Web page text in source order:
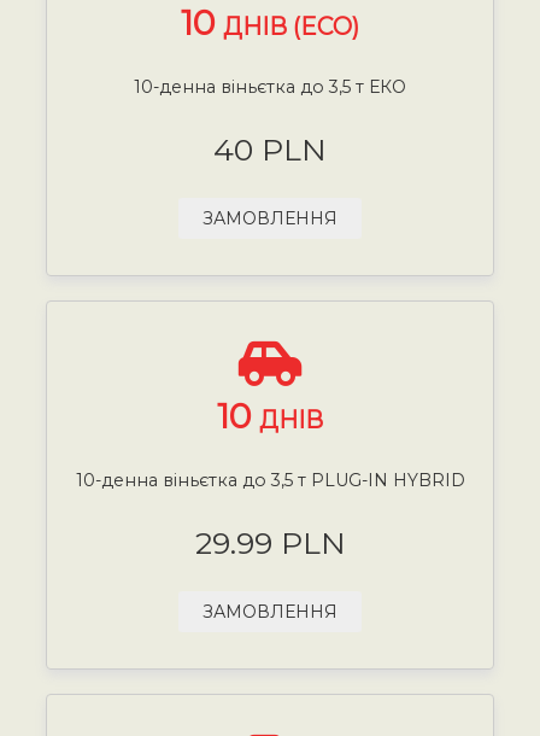
10 ДНІВ (ECO)
10-денна віньєтка до 3,5 т ЕКО
40 PLN
ЗАМОВЛЕННЯ
10 ДНІВ
10-денна віньєтка до 3,5 т PLUG-IN HYBRID
29.99 PLN
ЗАМОВЛЕННЯ